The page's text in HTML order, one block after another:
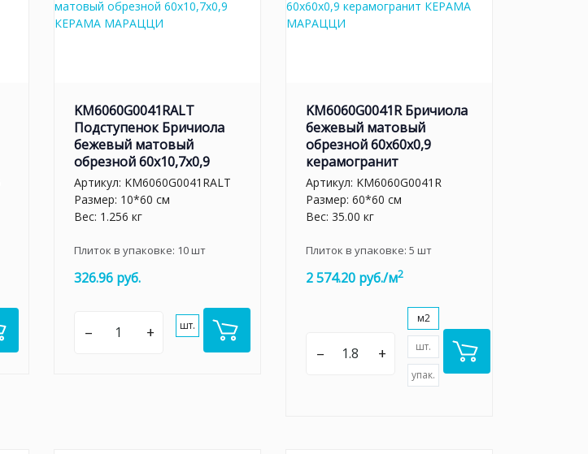
KM6060G0041RALT
Подступенок Бричиола
бежевый матовый
обрезной 60x10,7x0,9
Артикул: KM6060G0041RALT
Размер: 10*60 см
Вес: 1.256 кг
Плиток в упаковке: 10шт
326.96 руб.
– + шт.
KM6060G0041R Бричиола
бежевый матовый
обрезной 60x60x0,9
керамогранит
Артикул: KM6060G0041R
Размер: 60*60 см
Вес: 35.00 кг
Плиток в упаковке: 5 шт
2 574.20 руб./м2
– +
м2
шт.
упак.